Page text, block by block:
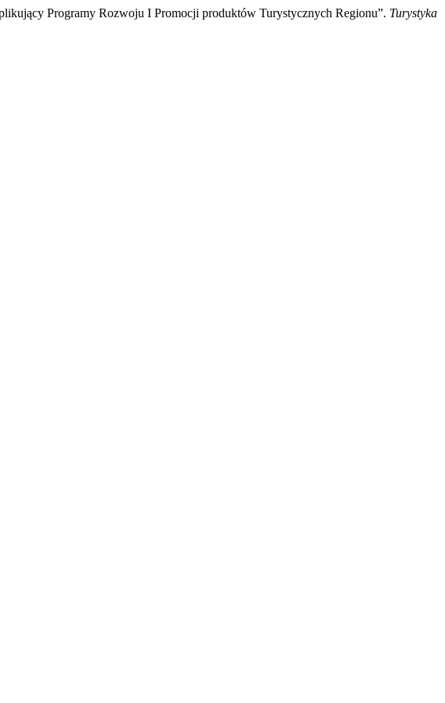
Programy Rozwoju I Promocji produktów Turystycznych Regionu”. Turystyka